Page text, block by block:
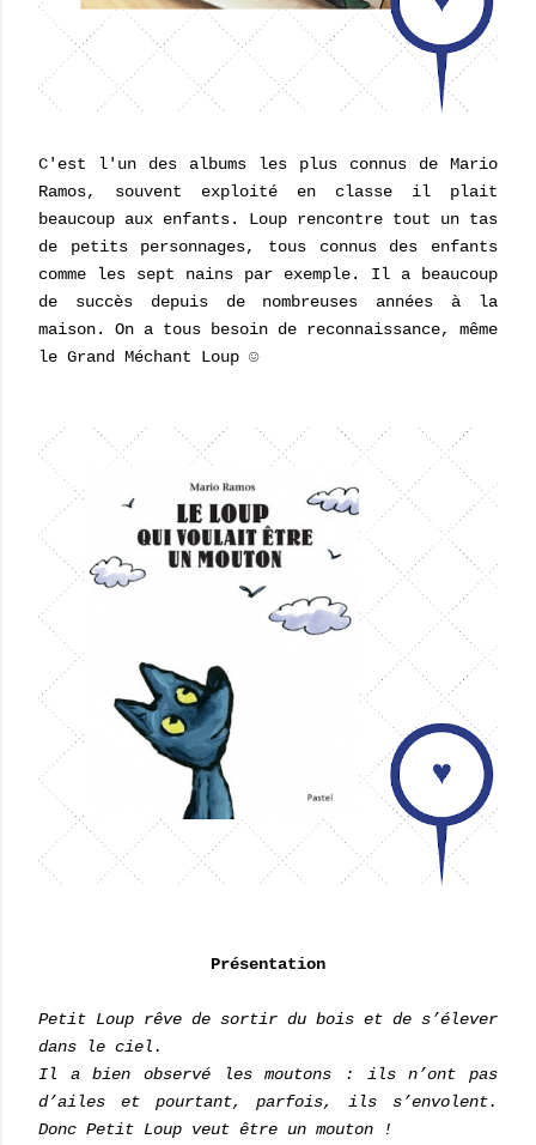
C'est l'un des albums les plus connus de Mario
Ramos, souvent exploité en classe il plait
beaucoup aux enfants. Loup rencontre tout un tas
de petits personnages, tous connus des enfants
comme les sept nains par exemple. Il a beaucoup
de succès depuis de nombreuses années à la
maison. On a tous besoin de reconnaissance, même
le Grand Méchant Loup ☺
Présentation
Petit Loup rêve de sortir du bois et de s’élever
dans le ciel.
Il a bien observé les moutons : ils n’ont pas
d’ailes et pourtant, parfois, ils s’envolent.
Donc Petit Loup veut être un mouton !